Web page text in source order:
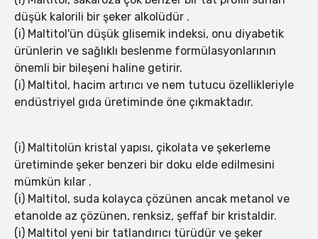
düşük kalorili bir şeker alkolüdür .
(i) Maltitol'ün düşük glisemik indeksi, onu diyabetik
ürünlerin ve sağlıklı beslenme formülasyonlarının
önemli bir bileşeni haline getirir.
(i) Maltitol, hacim artırıcı ve nem tutucu özellikleriyle
endüstriyel gıda üretiminde öne çıkmaktadır.
(i) Maltitolün kristal yapısı, çikolata ve şekerleme
üretiminde şeker benzeri bir doku elde edilmesini
mümkün kılar .
(i) Maltitol, suda kolayca çözünen ancak metanol ve
etanolde az çözünen, renksiz, şeffaf bir kristaldir.
(i) Maltitol yeni bir tatlandırıcı türüdür ve şeker